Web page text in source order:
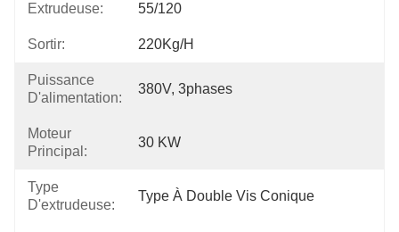
Extrudeuse: 55/120
Sortir: 220Kg/h
Puissance
D'alimentation:
380V, 3phases
Moteur
Principal:
30 KW
Type
D'extrudeuse:
Type À Double Vis Conique